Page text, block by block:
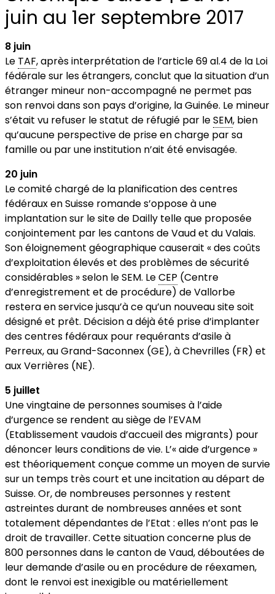
juin au 1er septembre 2017
8 juin
Le TAF, après interprétation de l’article 69 al.4 de la Loi
fédérale sur les étrangers, conclut que la situation d’un
étranger mineur non-accompagné ne permet pas
son renvoi dans son pays d’origine, la Guinée. Le mineur
s’était vu refuser le statut de réfugié par leSEM, bien
qu’aucune perspective de prise en charge par sa
famille ou par une institution n’ait été envisagée.
20 juin
Le comité chargé de la planification des centres
fédéraux en Suisse romande s’oppose à une
implantation sur le site de Dailly telle que proposée
conjointement par les cantons de Vaud et du Valais.
Son éloignement géographique causerait « des coûts
d’exploitation élevés et des problèmes de sécurité
considérables » selon le SEM. LeCEP (Centre
d’enregistrement et de procédure) de Vallorbe
restera en service jusqu’à ce qu’un nouveau site soit
désigné et prêt. Décision a déjà été prise d’implanter
des centres fédéraux pour requérants d’asile à
Perreux, au Grand-Saconnex (GE), à Chevrilles (FR) et
aux Verrières (NE).
5 juillet
Une vingtaine de personnes soumises à l’aide
d’urgence se rendent au siège de l’EVAM
(Etablissement vaudois d’accueil des migrants) pour
dénoncer leurs conditions de vie. L’« aide d’urgence »
est théoriquement conçue comme un moyen de survie
sur un temps très court et une incitation au départ de
Suisse. Or, de nombreuses personnes y restent
astreintes durant de nombreuses années et sont
totalement dépendantes de l’Etat : elles n’ont pas le
droit de travailler. Cette situation concerne plus de
800 personnes dans le canton de Vaud, déboutées de
leur demande d’asile ou en procédure de réexamen,
dont le renvoi est inexigible ou matériellement